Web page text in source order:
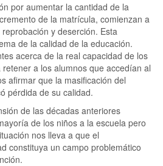
por aumentar la cantidad de la
de la matrícula, comienzan a
y deserción. Esta
de la calidad de la educación.
acerca de la real capacidad de los
a los alumnos que accedían al
afirmar que la masificación del
pérdida de su calidad.
de las décadas anteriores
de los niños a la escuela pero
nos lleva a que el
constituya un campo problemático